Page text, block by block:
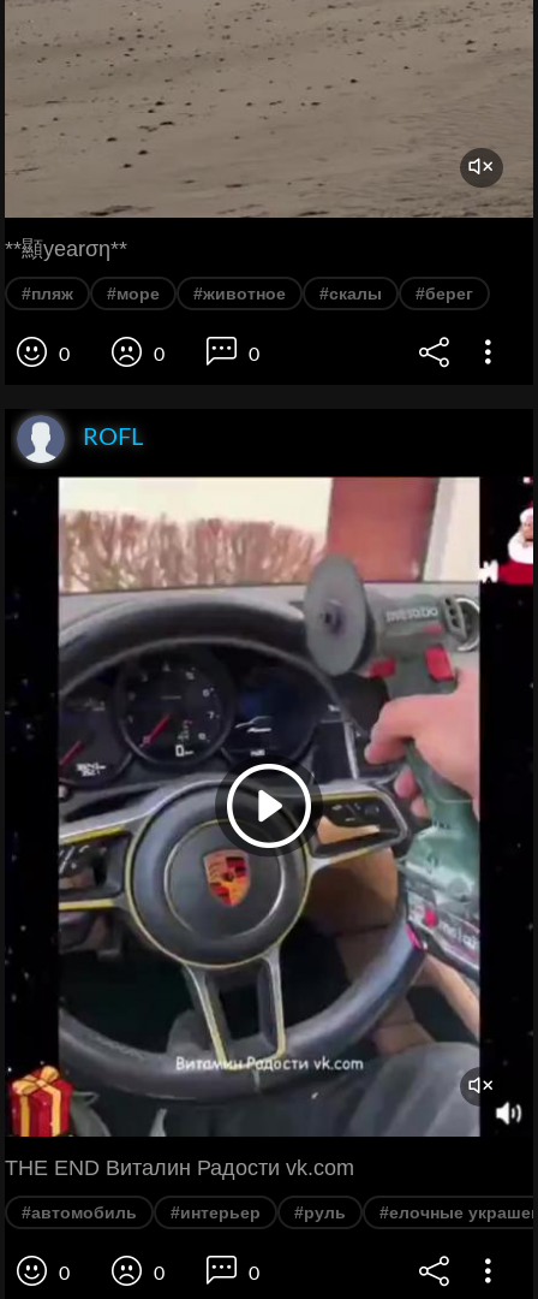
**顯yearση**
#пляж #море #животное #скалы #берег
0 0 0
ROFL
THE END Виталин Радости vk.com
#автомобиль #интерьер #руль #елочные
0 0 0